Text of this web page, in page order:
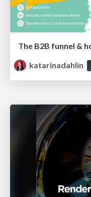
katarinadahlin